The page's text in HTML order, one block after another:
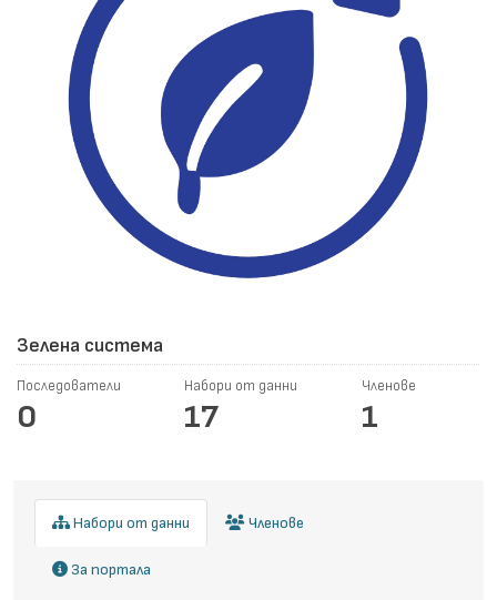
Зелена система
Последователи
0
Набори от данни
17
Членове
1
Набори от данни Членове
За портала